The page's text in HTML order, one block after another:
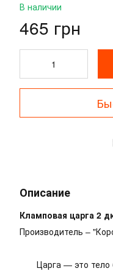
В наличии
465 грн
Описание
Кламповая царга 2
Производитель –
Царга — это тело